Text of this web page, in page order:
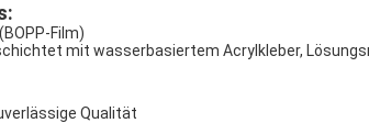
Film)
mit wasserbasiertem Acrylkleber,
Qualität